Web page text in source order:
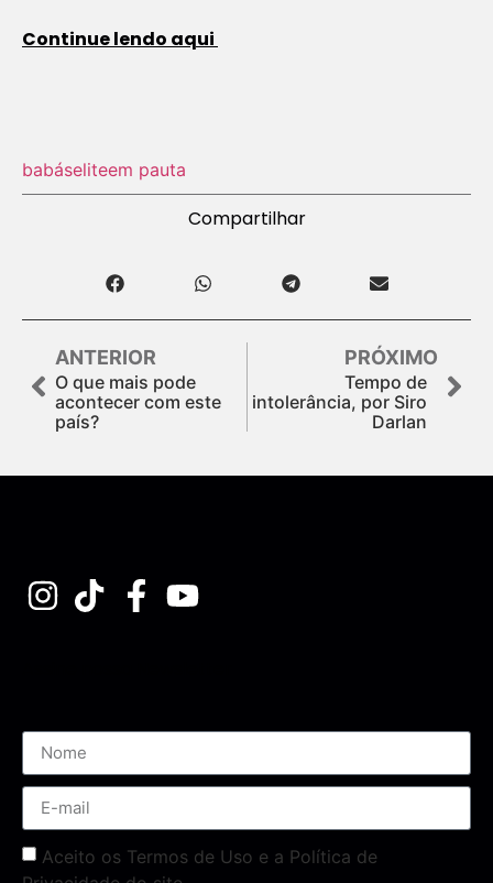
Continue lendo aqui
babáseliteem pauta
Compartilhar
ANTERIOR
O que mais pode
acontecer com este
país?
PRÓXIMO
Tempo de
intolerância, por Siro
Darlan
Aceito os Termos de Uso e a Política de